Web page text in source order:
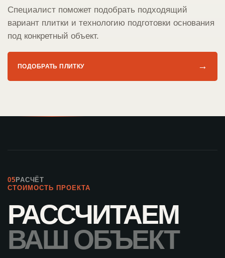
Специалист поможет подобрать подходящий
вариант плитки и технологию подготовки основания
под конкретный объект.
ПОДОБРАТЬ ПЛИТКУ →
05 РАСЧЁТ
СТОИМОСТЬ ПРОЕКТА
РАССЧИТАЕМ
ВАШ ОБЪЕКТ